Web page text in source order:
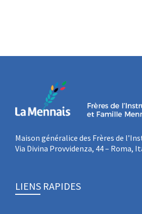
Maison généralice des Frères de
Via Divina Provvidenza, 44 – Roma,
LIENS RAPIDES